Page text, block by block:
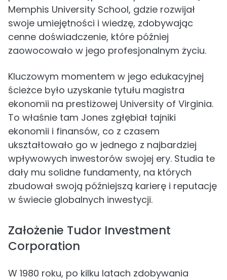
Memphis University School, gdzie rozwijał
swoje umiejętności i wiedzę, zdobywając
cenne doświadczenie, które później
zaowocowało w jego profesjonalnym życiu.
Kluczowym momentem w jego edukacyjnej
ścieżce było uzyskanie tytułu magistra
ekonomii na prestiżowej University of Virginia.
To właśnie tam Jones zgłębiał tajniki
ekonomii i finansów, co z czasem
ukształtowało go w jednego z najbardziej
wpływowych inwestorów swojej ery. Studia te
dały mu solidne fundamenty, na których
zbudował swoją późniejszą karierę i reputację
w świecie globalnych inwestycji.
Założenie Tudor Investment
Corporation
W 1980 roku, po kilku latach zdobywania